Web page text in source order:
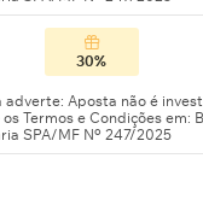
30%